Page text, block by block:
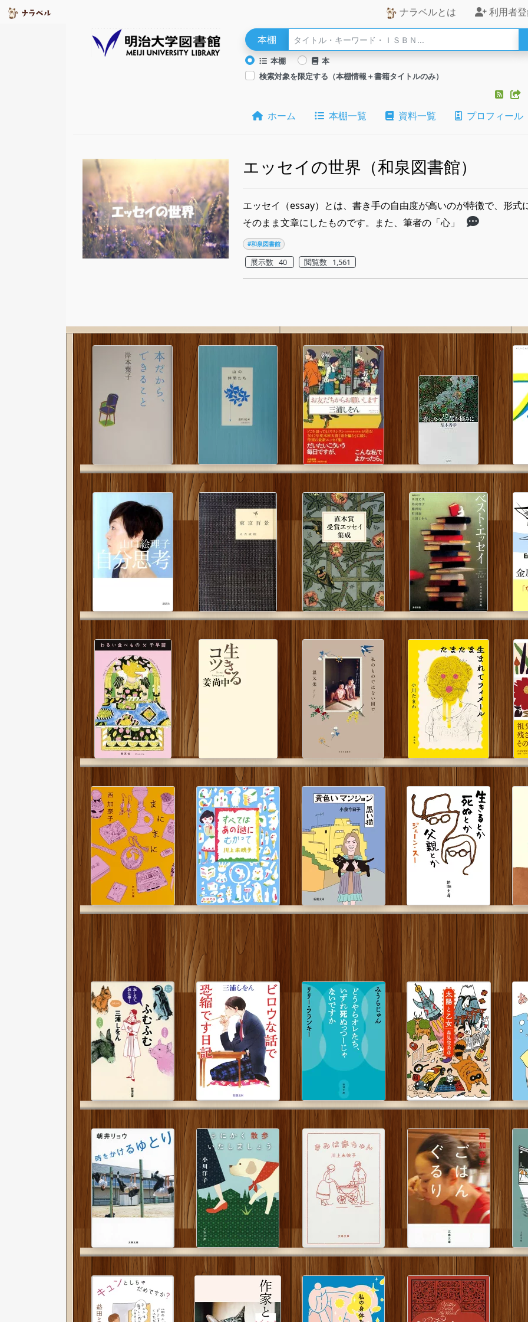
ナラベルとは 利用者
本棚
本棚
本
検索対象を限定する（本棚情報＋書籍タイトルのみ）
ホーム 本棚一覧 資料一覧 プロフィール
エッセイの世界（和泉図書館）
エッセイ（essay）とは、書き手の自由度が高いのが特徴で、形
そのまま文章にしたものです。また、筆者の「心」
#和泉図書館
展示数 40 閲覧数 1,561